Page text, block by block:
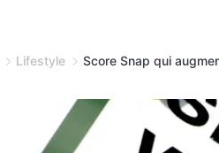
Lifestyle Score Snap qui